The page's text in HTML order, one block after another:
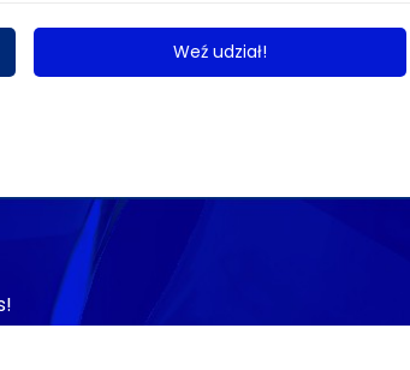
Weź udział!